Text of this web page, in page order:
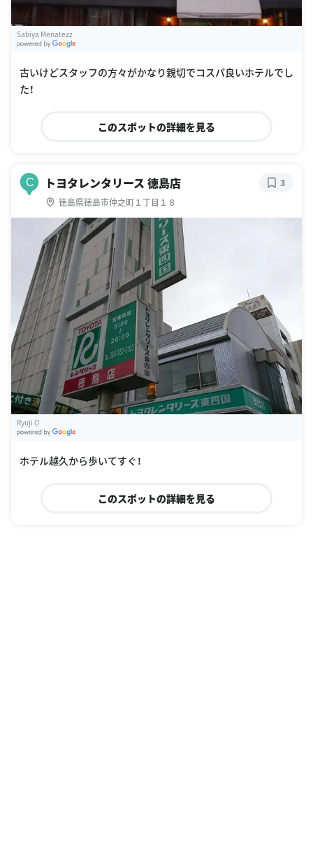
Sabiya Menatezz
古いけどスタッフの方々がかなり親切でコスパ良いホテルでし
た！
このスポットの詳細を見る
C トヨタレンタリース 徳島店
徳島県徳島市仲之町１丁目１８
3
Ryuji O
ホテル越久から歩いてすぐ！
このスポットの詳細を見る